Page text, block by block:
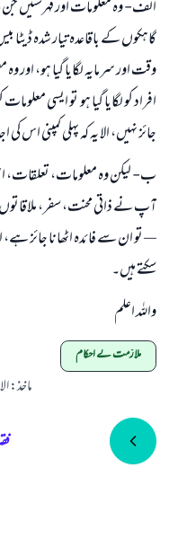
الف- وہ معلومات اور فہرستیں جن
گاہکوں کے باقاعدہ تیار شدہ
وقت اور سرمایہ لگایا گیا ہو،
افراد کو لگایا گیا ہو تو ایسی
جائز نہیں، الا یہ کہ پہلی کمپنی
ب- لیکن وہ معلومات، تعلقات،
آپ نے ذاتی محنت، سفر،
— تو ان سے فائدہ اٹھانا جائز
سکتے ہیں۔
واللہ اعلم
ملازمت کے احکام
ماخذ: